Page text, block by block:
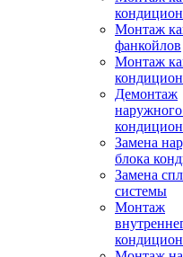
Монтаж
фанкойлов
Монтаж
Демонтаж
Замена
блока
Замена
системы
Монтаж